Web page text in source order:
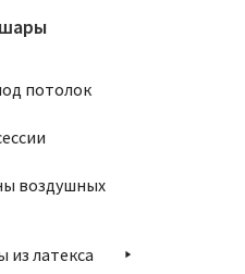
потолок
воздушных
латекса